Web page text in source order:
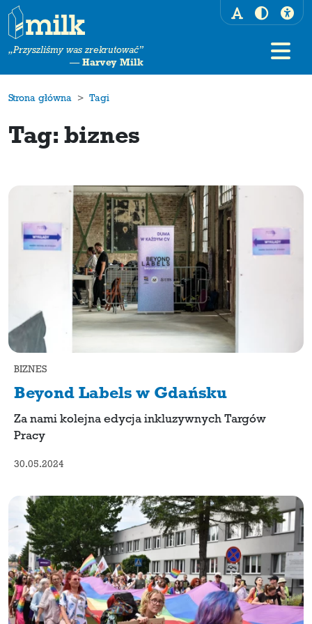
„Przyszliśmy was zrekrutować”
— Harvey Milk
Strona główna Tagi
Tag: biznes
BIZNES
Beyond Labels w Gdańsku
Za nami kolejna edycja inkluzywnych Targów
Pracy
30.05.2024